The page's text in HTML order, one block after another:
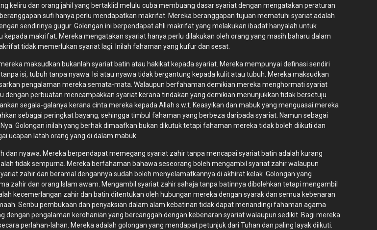
keliru dan orang jahil yang bertaklid melulu cuba membuang dasar syariat dengan mengatakan peraturan
sufi hanya perlu mendapatkan makrifat. Mereka beranggapan tujuan mematuhi syariat adalah
sendirinya gugur. Golongan ini berpendapat ahli makrifat yang melakukan ibadat hanyalah untuk
makrifat. Mereka mengatakan syariat hanya perlu dilakukan oleh orang yang masih baharu dalam
tidak memerlukan syariat lagi. Inilah fahaman yang kufur dan sesat.
maksudkan bukanlah syariat batin atau hakikat kepada syariat. Mereka mempunyai definasi sendiri
isi, tubuh tanpa nyawa. Isi atau nyawa tidak bergantung kepada kulit atau tubuh. Mereka maksudkan
pengalaman mereka semata-mata. Walaupun berfahaman demikian mereka menghormati syariat
dengan perbuatan mencampakkan syariat kerana tindakan yang demikian menunjukkan tidak bersetuju
segala-galanya kerana cinta mereka kepada Allah s.w.t. Keasyikan dan mabuk yang menguasai mereka
sebagai peringkat bayang, sehingga timbul fahaman yang berbeza daripada syariat. Namun sebagai
Golongan inilah yang berhak dimaafkan bukan dikutuk tetapi fahaman mereka tidak boleh diikuti dan
ucapan latah orang yang di dalam mabuk.
nyawa. Mereka berpendapat memegang syariat zahir tanpa mencapai syariat batin adalah kurang
tidak sempurna. Mereka berfahaman bahawa seseorang boleh mengambil syariat zahir walaupun
zahir dan beramal dengannya sudah boleh menyelamatkannya di akhirat kelak. Golongan yang
zahir dan orang Islam awam. Mengambil syariat zahir sahaja tanpa batinnya dibolehkan tetapi mengambil
kecemerlangan zahir dan batin ditentukan oleh hubungan mereka dengan syarak dan semua kebenaran
Seribu pembukaan dan penyaksian dalam alam kebatinan tidak dapat menandingi fahaman agama
pengalaman kerohanian yang bercanggah dengan kebenaran syariat walaupun sedikit. Bagi mereka
perlahan-lahan. Mereka adalah golongan yang mendapat petunjuk dari Tuhan dan paling layak diikuti.